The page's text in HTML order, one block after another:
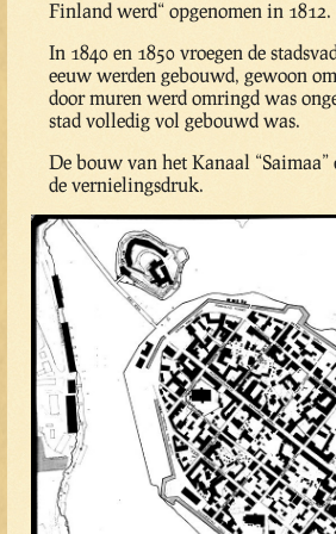
Finland werd“ opgenomen in 1812.
In 1840 en 1850 vroegen de
eeuw werden gebouwd, gewoon
door muren werd omringd was
stad volledig vol gebouwd was.
De bouw van het Kanaal
de vernielingsdruk.